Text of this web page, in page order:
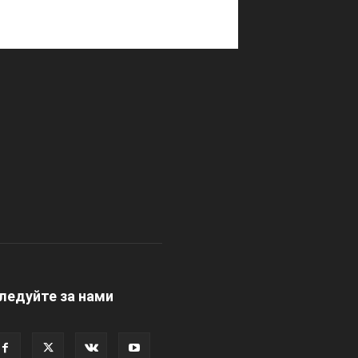
за нами